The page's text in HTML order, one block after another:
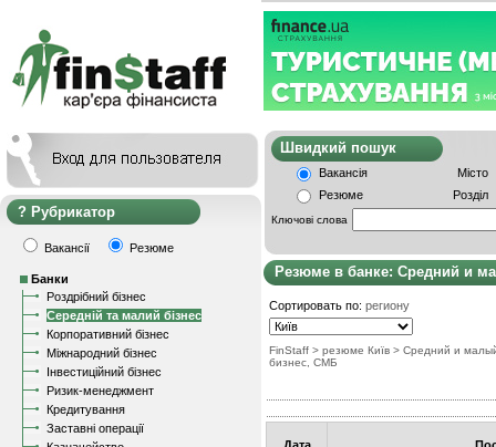
Рубрикатор
Вакансії Резюме
Банки
Роздрібний бізнес
Середній та малий бізнес
Корпоративний бізнес
Міжнародний бізнес
Інвестиційний бізнес
Ризик-менеджмент
Кредитування
Заставні операції
Швидкий
Вакансія
Місто
Резюме
Розділ
Ключові слова
Резюме в банке: Средний и
Сортировать по: региону
FinStaff > резюме Київ > Средний и
бизнес, СМБ